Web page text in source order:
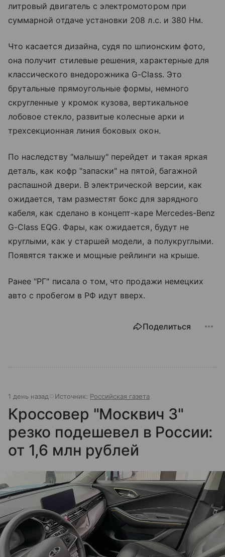
литровый двигатель с электромотором при
суммарной отдаче установки 208 л.с. и 380 Нм.
Что касается дизайна, судя по шпионским фото,
она получит стилевые решения, характерные для
классического внедорожника G-Class. Это
брутальные прямоугольные формы, немного
скругленные у кромок кузова, вертикальное
лобовое стекло, развитые колесные арки и
трехсекционная линия боковых окон.
По наследству "малышу" перейдет и такая яркая
деталь, как кофр "запаски" на пятой, багажной
распашной двери. В электрической версии, как
ожидается, там разместят бокс для зарядного
кабеля, как сделано в концепт-каре Mercedes-Benz
G-Class EQG. Фары, как ожидается, будут не
круглыми, как у старшей модели, а полукруглыми.
Появятся также и мощные рейлинги на крыше.
Ранее "РГ" писала о том, что продажи немецких
авто с пробегом в РФ идут вверх.
Поделиться
1 день назад Источник: Российская газета
Кроссовер "Москвич 3"
резко подешевел в России:
от 1,6 млн рублей